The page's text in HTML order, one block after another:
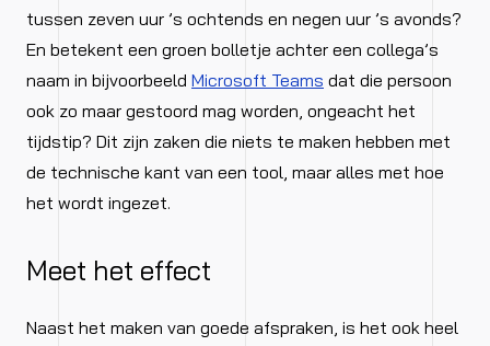
tussen zeven uur ’s ochtends en negen uur ’s avonds?
En betekent een groen bolletje achter een collega’s
naam in bijvoorbeeld Microsoft Teams dat die persoon
ook zo maar gestoord mag worden, ongeacht het
tijdstip? Dit zijn zaken die niets te maken hebben met
de technische kant van een tool, maar alles met hoe
het wordt ingezet.
Meet het effect
Naast het maken van goede afspraken, is het ook heel